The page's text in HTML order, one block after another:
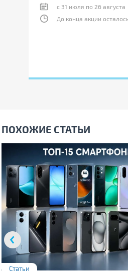
c 30
До
ПОХОЖИЕ СТАТЬИ
Статьи